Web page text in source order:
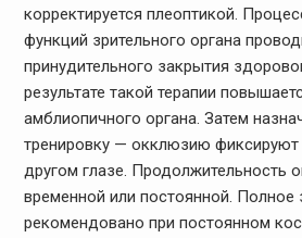
корректируется плеоптикой.
функций зрительного органа
принудительного закрытия
результате такой терапии
амблиопичного органа. Затем
тренировку — окклюзию фиксируют
другом глазе. Продолжительность
временной или постоянной. Полное
рекомендовано при постоянном